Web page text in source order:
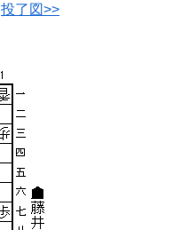
投了図>>